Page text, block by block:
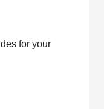
for your